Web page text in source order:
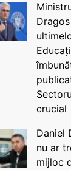
crucial
Daniel
nu ar
mijloc